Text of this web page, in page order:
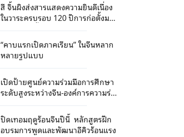
สี จิ้นผิงส่งสารแสดงความยินดีเนื่อง
ในวาระครบรอบ 120 ปีการก่อตั้งมหา
วิทยาลัยฟู่ตั้น
“คาบแรกเปิดภาคเรียน” ในจีนหลาก
หลายรูปแบบ
เปิดป้ายศูนย์ความร่วมมือการศึกษา
ระดับสูงระหว่างจีน-องค์การความร่วม
มือเซี่ยงไฮ้
ปิดเทอมฤดูร้อนจีนปีนี้ หลักสูตรฝึก
อบรมการพูดและพัฒนาอีคิวร้อนแรง